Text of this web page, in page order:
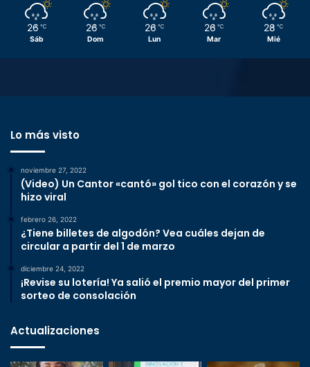
26 ℃
Sáb
26 ℃
Dom
26 ℃
Lun
26 ℃
Mar
28 ℃
Mié
Lo más visto
noviembre 27, 2022
(Video) Un Cantor «cantó» gol tico con el corazón y se
hizo viral
febrero 26, 2022
¿Tiene billetes de algodón? Vea cuáles dejan de
circular a partir del 1 de marzo
diciembre 24, 2022
¡Revise su lotería! Ya salió el premio mayor del primer
sorteo de consolación
Actualizaciones